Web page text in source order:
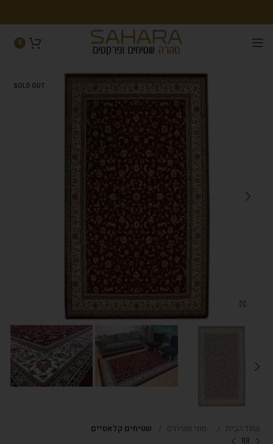
0
SOLD OUT
Click to enlarge
עמוד הבית סוגי שטיחים שטיחים קלאסיים